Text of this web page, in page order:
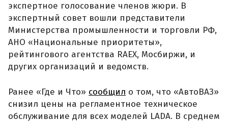
экспертное голосование членов жюри. В
экспертный совет вошли представители
Министерства промышленности и торговли РФ,
АНО «Национальные приоритеты»,
рейтингового агентства RAEX, Мосбиржи, и
других организаций и ведомств.
Ранее «Где и Что» сообщил о том, что «АвтоВАЗ»
снизил цены на регламентное техническое
обслуживание для всех моделей LADA. В среднем